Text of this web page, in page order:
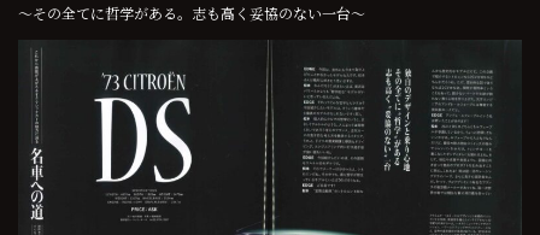
～その全てに哲学がある。志も高く妥協のない一台～